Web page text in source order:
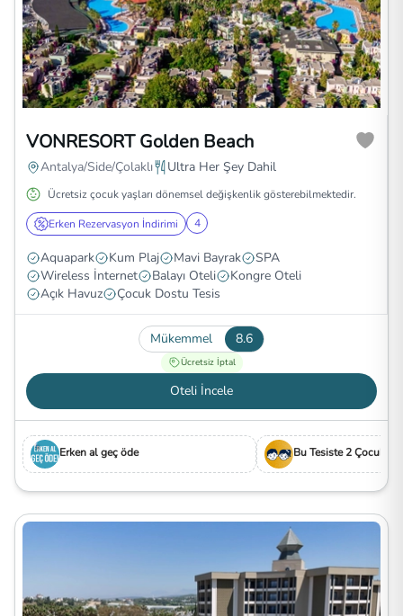
VONRESORT Golden Beach
Antalya/Side/Çolaklı Ultra Her Şey Dahil
Ücretsiz çocuk yaşları dönemsel değişkenlik gösterebilmektedir.
Erken Rezervasyon İndirimi 4
Aquapark Kum Plaj Mavi Bayrak
SPA
Wireless İnternet
Balayı Oteli
Kongre Oteli
Açık Havuz
Çocuk Dostu Tesis
Mükemmel 8.6
Ücretsiz İptal
Oteli İncele
Erken al geç öde Bu Tesiste 2 Çocuk